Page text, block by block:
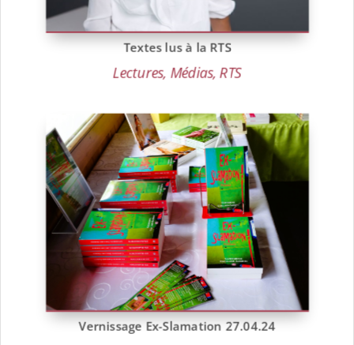
Textes lus à la RTS
Lectures, Médias, RTS
Vernissage Ex-Slamation 27.04.24